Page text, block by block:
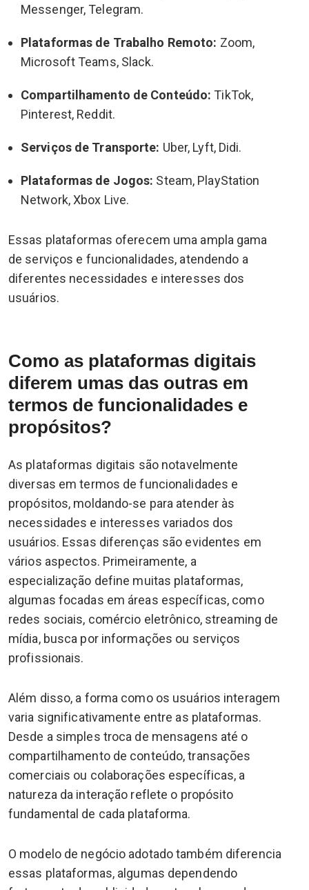
Messenger, Telegram.
Plataformas de Trabalho Remoto: Zoom,
Microsoft Teams, Slack.
Compartilhamento de Conteúdo: TikTok,
Pinterest, Reddit.
Serviços de Transporte: Uber, Lyft, Didi.
Plataformas de Jogos: Steam, PlayStation
Network, Xbox Live.
Essas plataformas oferecem uma ampla gama
de serviços e funcionalidades, atendendo a
diferentes necessidades e interesses dos
usuários.
Como as plataformas digitais
diferem umas das outras em
termos de funcionalidades e
propósitos?
As plataformas digitais são notavelmente
diversas em termos de funcionalidades e
propósitos, moldando-se para atender às
necessidades e interesses variados dos
usuários. Essas diferenças são evidentes em
vários aspectos. Primeiramente, a
especialização define muitas plataformas,
algumas focadas em áreas específicas, como
redes sociais, comércio eletrônico, streaming de
mídia, busca por informações ou serviços
profissionais.
Além disso, a forma como os usuários interagem
varia significativamente entre as plataformas.
Desde a simples troca de mensagens até o
compartilhamento de conteúdo, transações
comerciais ou colaborações específicas, a
natureza da interação reflete o propósito
fundamental de cada plataforma.
O modelo de negócio adotado também diferencia
essas plataformas, algumas dependendo